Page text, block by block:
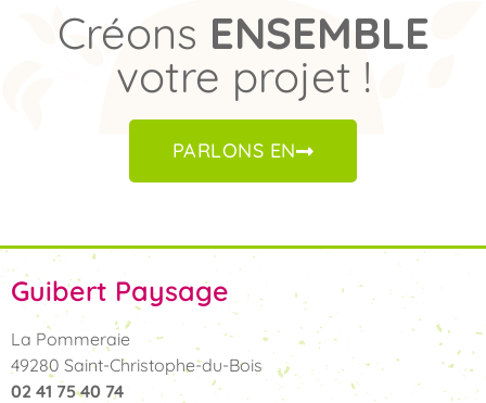
Créons ENSEMBLE
votre projet !
PARLONS EN
Guibert Paysage
La Pommeraie
49280 Saint-Christophe-du-Bois
02 41 75 40 74